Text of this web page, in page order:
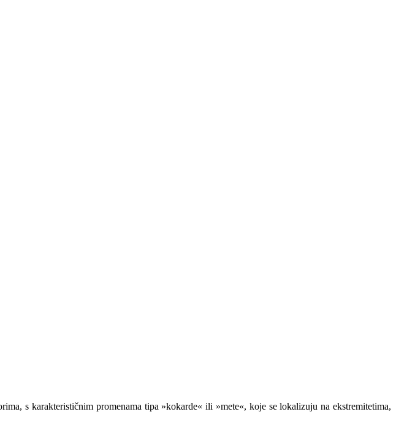
s karakterističnim promenama tipa »kokarde« ili »mete«, koje se lokalizuju na ekstremitetima,